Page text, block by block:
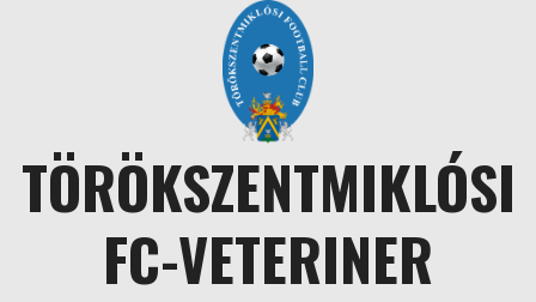
TÖRÖKSZENTMIKLÓSI
FC-VETERINER